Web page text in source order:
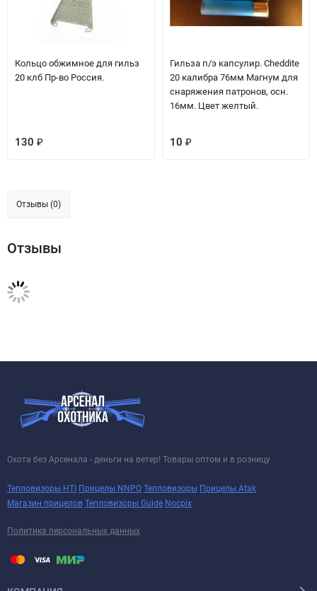
Кольцо обжимное для гильз
20 клб Пр-во Россия.
130 ₽
Гильза п/э капсулир. Cheddite
20 калибра 76мм Магнум для
снаряжения патронов, осн.
16мм. Цвет желтый.
10 ₽
Отзывы (0)
Отзывы
Охота без Арсенала - деньги на ветер! Товары оптом и в розницу
Тепловизоры HTI Прицелы NNPO Тепловизоры Прицелы Atak
Магазин прицелов Тепловизоры Guide Nocpix
Политика персональных данных